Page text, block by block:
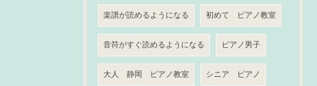
楽譜が読めるようになる 初めて ピアノ教室
音符がすぐ読めるようになる ピアノ男子
大人 静岡 ピアノ教室 シニア ピアノ